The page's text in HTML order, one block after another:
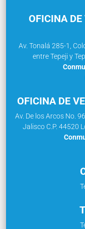
OFICINA DE
Av. Tonalá 285-1,
entre Tepeji y
OFICINA DE
Av. De los Arcos No.
Jalisco C.P. 44520